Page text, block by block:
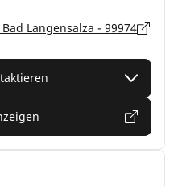
Langensalza - 99974